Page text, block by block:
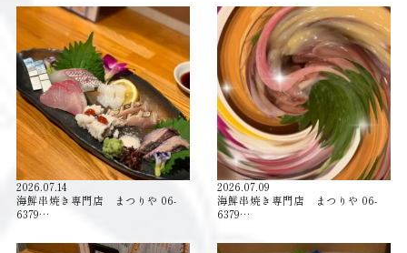
2026.07.14
海鮮串焼き専門店 まつりや 06-
6379…
2026.07.09
海鮮串焼き専門店 まつりや 06-
6379…